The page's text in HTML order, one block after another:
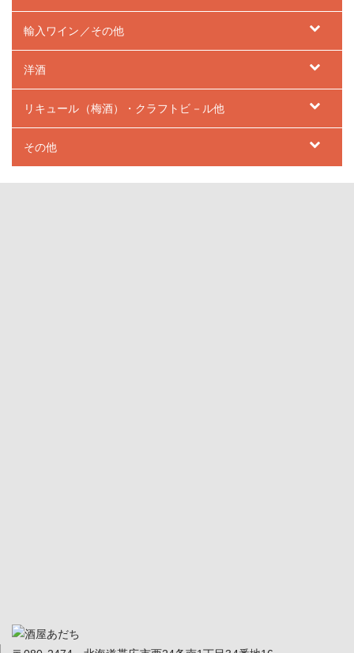
輸入ワイン／その他
洋酒
リキュール（梅酒）・クラフトビ－ル他
その他